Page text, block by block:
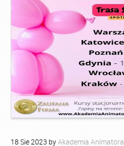
18 Sie2023 byAkademia Animatora